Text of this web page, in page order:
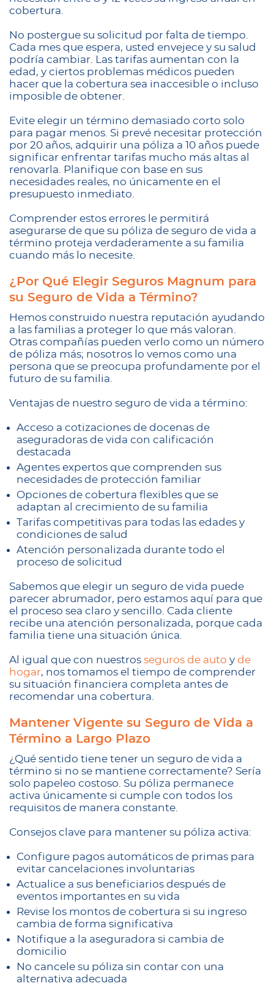
cobertura.
No postergue su solicitud por falta de tiempo.
Cada mes que espera, usted envejece y su salud
podría cambiar. Las tarifas aumentan con la
edad, y ciertos problemas médicos pueden
hacer que la cobertura sea inaccesible o incluso
imposible de obtener.
Evite elegir un término demasiado corto solo
para pagar menos. Si prevé necesitar protección
por 20 años, adquirir una póliza a 10 años puede
significar enfrentar tarifas mucho más altas al
renovarla. Planifique con base en sus
necesidades reales, no únicamente en el
presupuesto inmediato.
Comprender estos errores le permitirá
asegurarse de que su póliza de seguro de vida a
término proteja verdaderamente a su familia
cuando más lo necesite.
¿Por Qué Elegir Seguros Magnum para
su Seguro de Vida a Término?
Hemos construido nuestra reputación ayudando
a las familias a proteger lo que más valoran.
Otras compañías pueden verlo como un número
de póliza más; nosotros lo vemos como una
persona que se preocupa profundamente por el
futuro de su familia.
Ventajas de nuestro seguro de vida a término:
Acceso a cotizaciones de docenas de
aseguradoras de vida con calificación
destacada
Agentes expertos que comprenden sus
necesidades de protección familiar
Opciones de cobertura flexibles que se
adaptan al crecimiento de su familia
Tarifas competitivas para todas las edades y
condiciones de salud
Atención personalizada durante todo el
proceso de solicitud
Sabemos que elegir un seguro de vida puede
parecer abrumador, pero estamos aquí para que
el proceso sea claro y sencillo. Cada cliente
recibe una atención personalizada, porque cada
familia tiene una situación única.
Al igual que con nuestros seguros de auto y de
hogar, nos tomamos el tiempo de comprender
su situación financiera completa antes de
recomendar una cobertura.
Mantener Vigente su Seguro de Vida a
Término a Largo Plazo
¿Qué sentido tiene tener un seguro de vida a
término si no se mantiene correctamente? Sería
solo papeleo costoso. Su póliza permanece
activa únicamente si cumple con todos los
requisitos de manera constante.
Consejos clave para mantener su póliza activa:
Configure pagos automáticos de primas para
evitar cancelaciones involuntarias
Actualice a sus beneficiarios después de
eventos importantes en su vida
Revise los montos de cobertura si su ingreso
cambia de forma significativa
Notifique a la aseguradora si cambia de
domicilio
No cancele su póliza sin contar con una
alternativa adecuada